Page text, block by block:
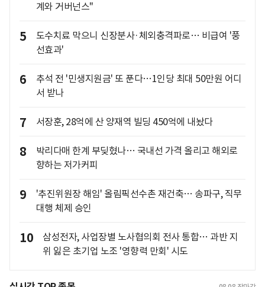
계와 거버넌스"
5
도수치료 막으니 신장분사·체외충격파로… 비급여 '풍
선효과'
6
추석 전 '민생지원금' 또 푼다…1인당 최대 50만원 어디
서 받나
7 서장훈, 28억에 산 양재역 빌딩 450억에 내놨다
8
박리다매 한계 부딪혔나… 국내선 가격 올리고 해외로
향하는 저가커피
9
'추진위원장 해임' 올림픽선수촌 재건축… 송파구, 직무
대행 체제 승인
10
삼성전자, 사업장별 노사협의회 전사 통합… 과반 지
위 잃은 초기업 노조 '영향력 만회' 시도